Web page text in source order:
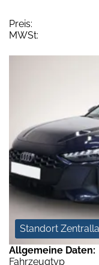
Preis:
MWSt:
Standort
Allgemeine Daten:
Fahrzeugtyp